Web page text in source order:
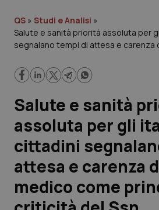
Governo e Parlamento
Regioni e Asl
Lavoro e Professioni
Scienza e Farmaci
Studi e Analisi
Lettere al direttore
Edizioni Regionali
QS » Studi e Analisi »
Salute e sanità priorità assoluta per
segnalano tempi di attesa e carenza
Salute e sanità
assoluta per gli
cittadini
attesa e carenza
medico come